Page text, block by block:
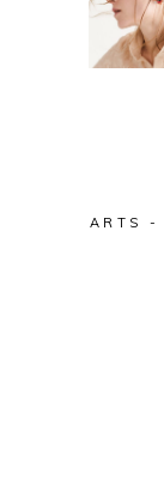
ARTS